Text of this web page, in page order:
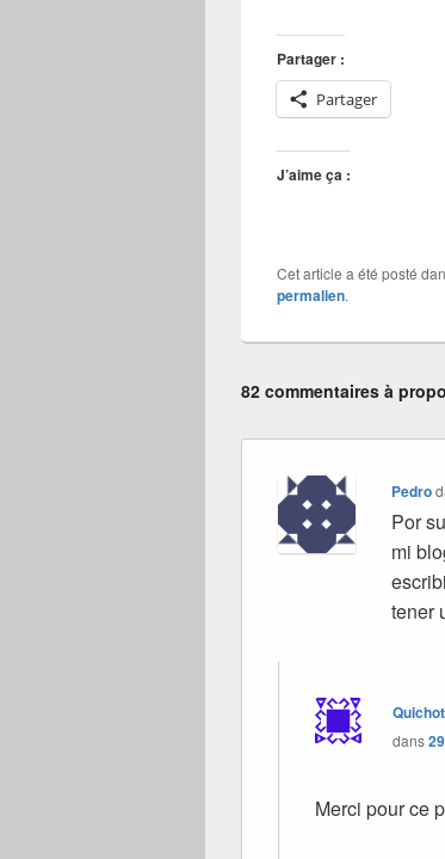
Partager :
Partager
J’aime ça :
Cet article a été posté
permalien.
82 commentaires à
Pedro
Por
mi
tener
dans
Merci pour ce